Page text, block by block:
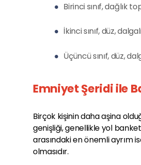
● Birinci sınıf, dağlık
● İkinci sınıf, düz,
● Üçüncü sınıf, düz,
Emniyet Şeridi ile
Birçok kişinin daha aşina
genişliği, genellikle yol
arasındaki en önemli ayrım
olmasıdır.